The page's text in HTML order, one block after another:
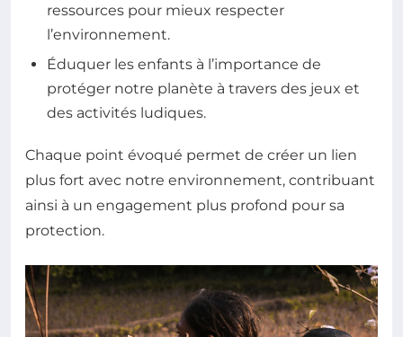
ressources pour mieux respecter
l’environnement.
Éduquer les enfants à l’importance de
protéger notre planète à travers des jeux et
des activités ludiques.
Chaque point évoqué permet de créer un lien
plus fort avec notre environnement, contribuant
ainsi à un engagement plus profond pour sa
protection.